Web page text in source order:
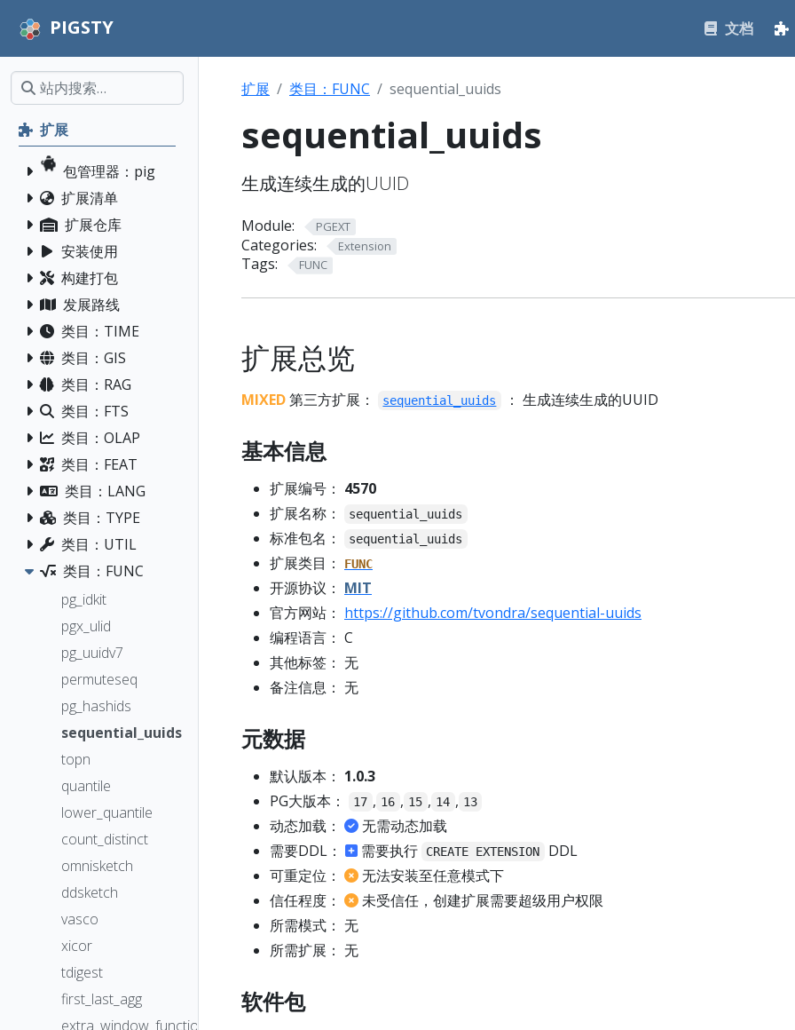
PIGSTY 文档
扩展
包管理器：pig
扩展清单
扩展仓库
安装使用
构建打包
发展路线
类目：TIME
类目：GIS
类目：RAG
类目：FTS
类目：OLAP
类目：FEAT
类目：LANG
类目：TYPE
类目：UTIL
类目：FUNC
pg_idkit
pgx_ulid
pg_uuidv7
permuteseq
pg_hashids
sequential_uuids
topn
quantile
lower_quantile
count_distinct
omnisketch
ddsketch
vasco
xicor
tdigest
first_last_agg
extra_window_functions
扩展 类目：FUNC sequential_uuids
sequential_uuids
生成连续生成的UUID
Module: PGEXT
Categories: Extension
Tags: FUNC
扩展总览
MIXED第三方扩展： sequential_uuids ： 生成连续生成的UUID
基本信息
扩展编号： 4570
扩展名称：
sequential_uuids
标准包名： sequential_uuids
扩展类目： FUNC
开源协议： MIT
官方网站： https://github.com/tvondra/sequential-uuids
编程语言： C
其他标签： 无
备注信息： 无
元数据
默认版本： 1.0.3
PG大版本：
17 , 16 , 15 , 14 , 13
动态加载：
无需动态加载
需要DDL：
需要执行 CREATE EXTENSION
DDL
可重定位：
无法安装至任意模式下
信任程度：
未受信任，创建扩展需要超级用户权限
所需模式： 无
所需扩展： 无
软件包